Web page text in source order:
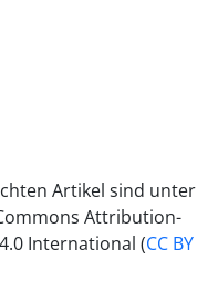
Artikel sind unter
Attribution-
International (CC BY